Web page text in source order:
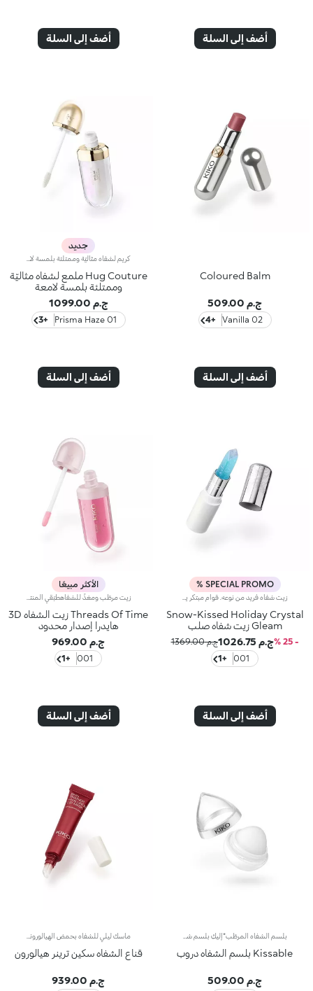
أضف إلى السلة أضف إلى السلة
Coloured Balm
ج.م 509.00
02 Vanilla
+4
أضف إلى السلة
جديد
Hug Couture ملمع لشفاه مثاليّة
وممتلئة بلمسة لامعة
ج.م 1099.00
01 Prisma Haze
+3
أضف إلى السلة
SPECIAL PROMO %
Snow-Kissed Holiday Crystal
Gleam زيت شفاه صلب
- 25 % ج.م 1026.75
ج.م 1369.00
001
+1
أضف إلى السلة
الأكثر مبيعًا
Threads Of Time زيت الشفاه 3D
هايدرا إصدار محدود
ج.م 969.00
001
+1
أضف إلى السلة
Kissable بلسم الشفاه دروب
ج.م 509.00
قناع الشفاه سكين ترينر هيالورون
ج.م 939.00